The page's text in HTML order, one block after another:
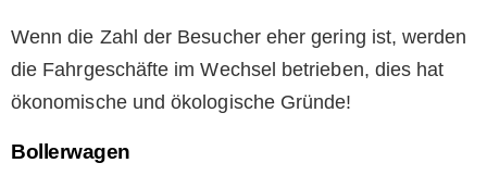
Wenn die Zahl der Besucher eher gering ist, werden
die Fahrgeschäfte im Wechsel betrieben, dies hat
ökonomische und ökologische Gründe!
Bollerwagen